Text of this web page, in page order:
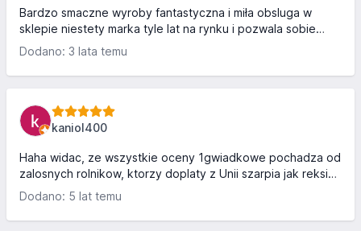
Bardzo smaczne wyroby fantastyczna i miła obsluga w
sklepie niestety marka tyle lat na rynku i pozwala sobie
zepsuc reputacje ograniczajac na sklepy dostep do
wasze wyroby i tu szok folia normalnie strzał w kolano
Dodano: 3 lata temu
kaniol400
Haha widac, ze wszystkie oceny 1gwiadkowe pochadza od
zalosnych rolnikow, ktorzy doplaty z Unii szarpia jak reksio
szynke ale juz swin z Niemiec to nikomu nie wolno
kupowac skad chce. Jak jestescie tak bardzo za
Dodano: 5 lat temu